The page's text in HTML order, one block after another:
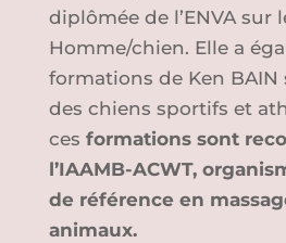
diplômée de l’ENVA sur
Homme/chien. Elle a
formations de Ken BAIN
des chiens sportifs et
ces formations sont
l’IAAMB-ACWT,
de référence en
animaux.